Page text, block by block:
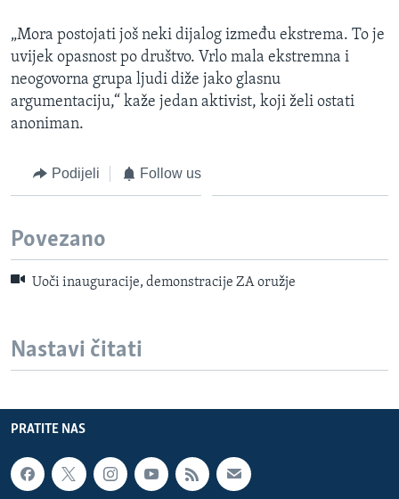
„Mora postojati još neki dijalog između ekstrema. To je
uvijek opasnost po društvo. Vrlo mala ekstremna i
neogovorna grupa ljudi diže jako glasnu
argumentaciju,“ kaže jedan aktivist, koji želi ostati
anoniman.
Podijeli Follow us
Povezano
Uoči inauguracije, demonstracije ZA oružje
Nastavi čitati
PRATITE NAS